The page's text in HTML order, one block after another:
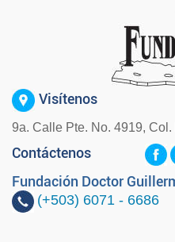
Visítenos
9a. Calle Pte. No. 4919,
Contáctenos
Fundación Doctor
(+503) 6071 - 6686